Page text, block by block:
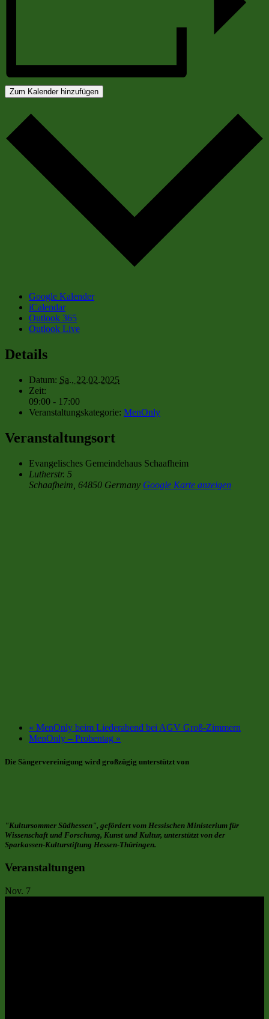
Zum Kalender hinzufügen
Google Kalender
iCalendar
Outlook 365
Outlook Live
Details
Datum: Sa., 22.02.2025
Zeit:
09:00 - 17:00
Veranstaltungskategorie: MenOnly
Veranstaltungsort
Evangelisches Gemeindehaus Schaafheim
Lutherstr. 5
Schaafheim 64850 Germany Google Karte anzeigen
« MenOnly beim Liederabend bei AGV Groß-Zimmern
MenOnly – Probentag »
Die Sängervereinigung wird großzügig unterstützt von
"Kultursommer Südhessen", gefördert vom Hessischen Ministerium für
Wissenschaft und Forschung, Kunst und Kultur, unterstützt von der
Sparkassen-Kulturstiftung Hessen-Thüringen.
Veranstaltungen
Nov. 7